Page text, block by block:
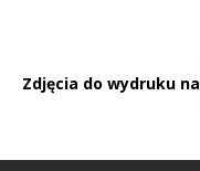
Zdjęcia do wydruku na